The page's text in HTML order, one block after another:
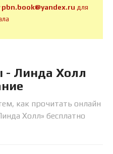
pbn.book@yandex.ru для
- Линда Холл
как прочитать онлайн
Холл» бесплатно